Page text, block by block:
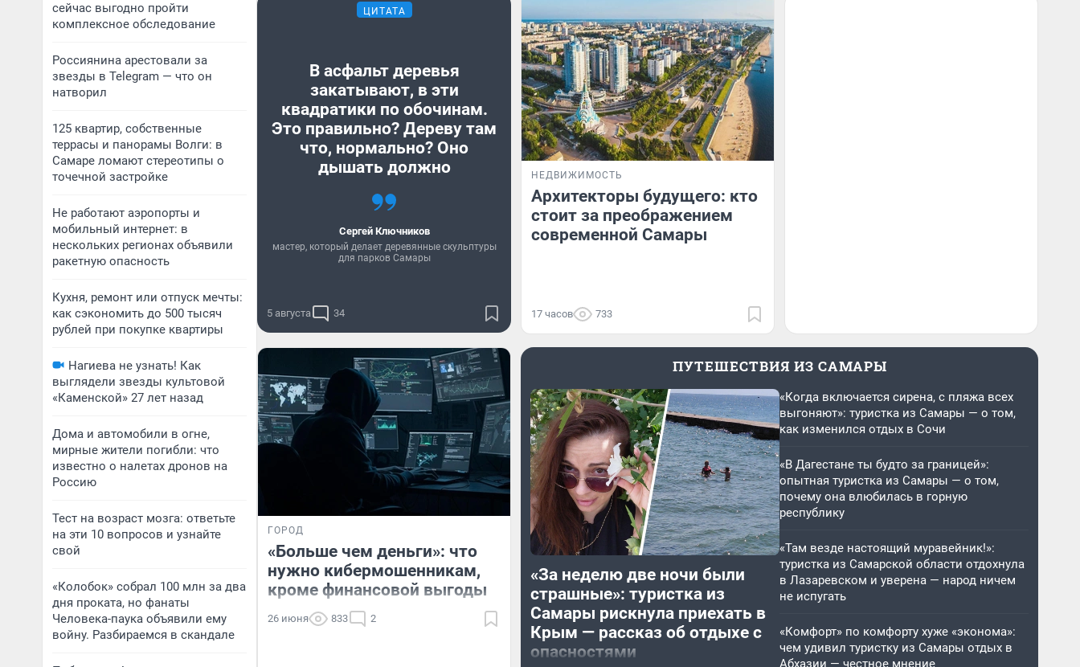
сейчас выгодно пройти
комплексное обследование
Россиянина арестовали за
звезды в Telegram — что он
натворил
125 квартир, собственные
террасы и панорамы Волги: в
Самаре ломают стереотипы о
точечной застройке
Не работают аэропорты и
мобильный интернет: в
нескольких регионах объявили
ракетную опасность
Кухня, ремонт или отпуск мечты:
как сэкономить до 500 тысяч
рублей при покупке квартиры
Нагиева не узнать! Как
выглядели звезды культовой
«Каменской» 27 лет назад
Дома и автомобили в огне,
мирные жители погибли: что
известно о налетах дронов на
Россию
Тест на возраст мозга: ответьте
на эти 10 вопросов и узнайте
свой
«Колобок» собрал 100 млн за два
дня проката, но фанаты
Человека-паука объявили ему
войну. Разбираемся в скандале
ЦИТАТА
В асфальт деревья
закатывают, в эти
квадратики по обочинам.
Это правильно? Дереву там
что, нормально? Оно
дышать должно
Сергей Ключников
мастер, который делает деревянные скульптуры
для парков Самары
5 августа 34
НЕДВИЖИМОСТЬ
Архитекторы будущего: кто
стоит за преображением
современной Самары
17 часов 733
ГОРОД
«Больше чем деньги»: что
нужно кибермошенникам,
кроме финансовой выгоды
26 июня 833 2
ПУТЕШЕСТВИЯ ИЗ САМАРЫ
«За неделю две ночи были
страшные»: туристка из
Самары рискнула приехать в
Крым — рассказ об отдыхе с
опасностями
«Когда включается сирена, с пляжа всех
выгоняют»: туристка из Самары — о том,
как изменился отдых в Сочи
«В Дагестане ты будто за границей»:
опытная туристка из Самары — о том,
почему она влюбилась в горную
республику
«Там везде настоящий муравейник!»:
туристка из Самарской области отдохнула
в Лазаревском и уверена — народ ничем
не испугать
«Комфорт» по комфорту хуже «эконома»:
чем удивил туристку из Самары отдых в
Абхазии — честное мнение